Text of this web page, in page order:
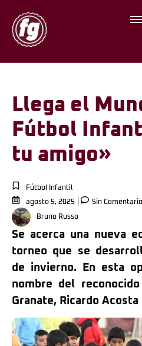
Llega el
Fútbol
tu amigo»
Fútbol Infantil
agosto 5, 2025
Sin
Bruno Russo
Se acerca una nueva
torneo que se
de invierno. En esta
nombre del
Granate, Ricardo Acosta